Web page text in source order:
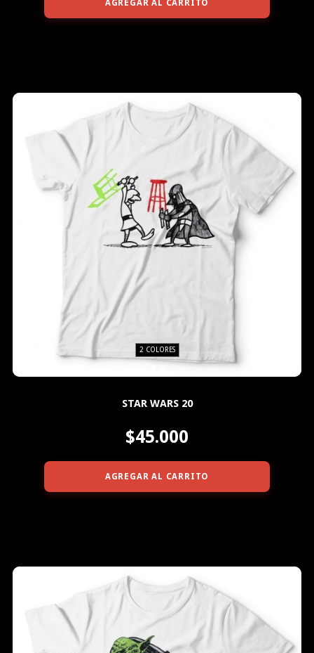
AGREGAR AL CARRITO
2 COLORES
STAR WARS 20
$45.000
AGREGAR AL CARRITO